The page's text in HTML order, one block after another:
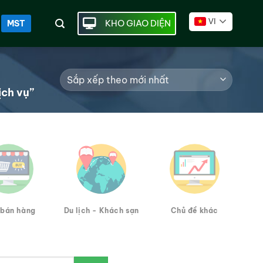
MST KHO GIAO DIỆN VI
vụ”
hàng Du lịch - Khách sạn Chủ đề khác